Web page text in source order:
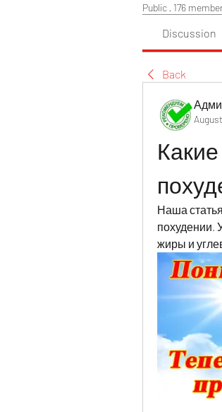
Public · 176
Discussion
Back
Наша
похудении.
жиры и